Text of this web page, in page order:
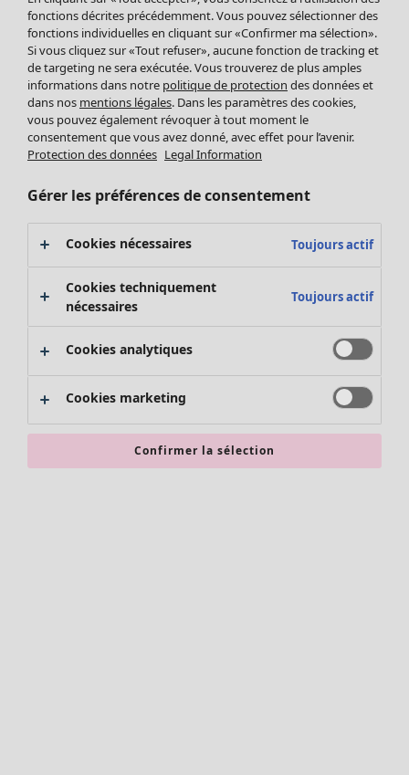
Leggings et collants
Accessoires
Chaussures
Vêtements de bain
Basics
Soldes Mobilier
Bonnes affaires déco
Décoration
Textiles
Tapis
Éponge
Promos SOLDES
Les promos de Gudrun Sjödén
Nouvel arrivage
Bonnes affaires en soldes - jusqu'à -70
fonctions décrites précédemment. Vous pouvez sélectionner des
fonctions individuelles en cliquant sur «Confirmer ma sélection».
Si vous cliquez sur «Tout refuser», aucune fonction de tracking et
de targeting ne sera exécutée. Vous trouverez de plus amples
informations dans notre politique de protection des données et
dans nos mentions légales. Dans les paramètres des cookies,
vous pouvez également révoquer à tout moment le
consentement que vous avez donné, avec effet pour l’avenir.
Protection des données Legal Information
Gérer les préférences de consentement
Cookies nécessaires Toujours actif
Cookies techniquement
nécessaires
Toujours actif
Cookies analytiques
Cookies marketing
Confirmer la sélection